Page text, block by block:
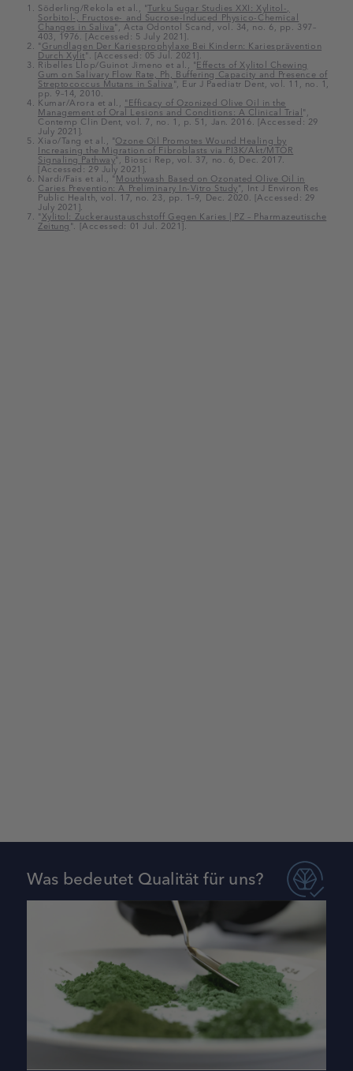
Söderling/Rekola et al., "Turku Sugar Studies XXI: Xylitol-,
Sorbitol-, Fructose- and Sucrose-Induced Physico-Chemical
Changes in Saliva", Acta Odontol Scand, vol. 34, no. 6, pp. 397–
403, 1976. [Accessed: 5 July 2021].
"Grundlagen Der Kariesprophylaxe Bei Kindern: Kariesprävention
Durch Xylit". [Accessed: 05 Jul. 2021].
Ribelles Llop/Guinot Jimeno et al., "Effects of Xylitol Chewing
Gum on Salivary Flow Rate, Ph, Buffering Capacity and Presence of
Streptococcus Mutans in Saliva", Eur J Paediatr Dent, vol. 11, no. 1,
pp. 9–14, 2010.
Kumar/Arora et al.,"Efficacy of Ozonized Olive Oil in the
Management of Oral Lesions and Conditions: A Clinical Trial",
Contemp Clin Dent, vol. 7, no. 1, p. 51, Jan. 2016. [Accessed: 29
July 2021].
Xiao/Tang et al., "Ozone Oil Promotes Wound Healing by
Increasing the Migration of Fibroblasts via PI3K/Akt/MTOR
Signaling Pathway", Biosci Rep, vol. 37, no. 6, Dec. 2017.
[Accessed: 29 July 2021].
Nardi/Fais et al., "Mouthwash Based on Ozonated Olive Oil in
Caries Prevention: A Preliminary In-Vitro Study", Int J Environ Res
Public Health, vol. 17, no. 23, pp. 1–9, Dec. 2020. [Accessed: 29
July 2021].
"Xylitol: Zuckeraustauschstoff Gegen Karies | PZ – Pharmazeutische
Zeitung". [Accessed: 01 Jul. 2021].
Was bedeutet Qualität für uns?